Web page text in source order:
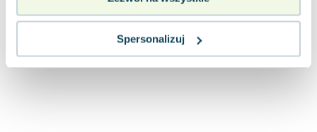
Spersonalizuj